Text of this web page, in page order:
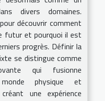
divers domaines.
découvrir comment
futur et pourquoi il est
progrès. Définir la
se distingue comme
qui fusionne
physique et
une expérience